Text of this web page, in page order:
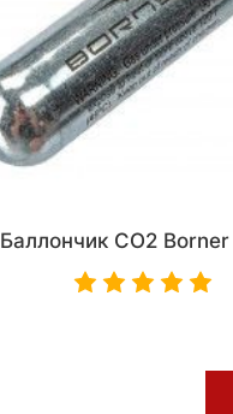
Баллончик CO2 Borner